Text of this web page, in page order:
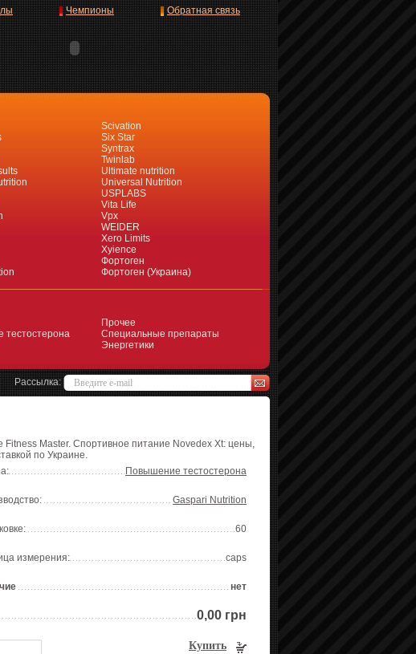
Чемпионы Обратная связь
Scivation
Six Star
Syntrax
Twinlab
Ultimate nutrition
Universal Nutrition
USPLABS
Vita Life
Vpx
WEIDER
Xero Limits
Xyience
Фортоген
Фортоген (Украина)
тестостерона
Прочее
Специальные препараты
Энергетики
Рассылка:
Fitness Master. Спортивное питание Novedex Xt: цены,
по Украине.
Повышение тестостерона
Gaspari Nutrition
60
измерения: caps
нет
0,00 грн
Купить